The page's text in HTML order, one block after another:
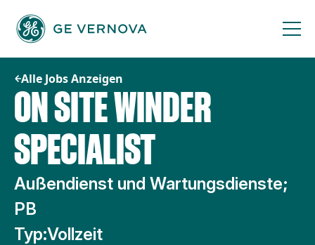
Inhalt
springen
Alle Jobs Anzeigen
ON SITE WINDER
SPECIALIST
Außendienst und Wartungsdienste;
PB
Typ:Vollzeit